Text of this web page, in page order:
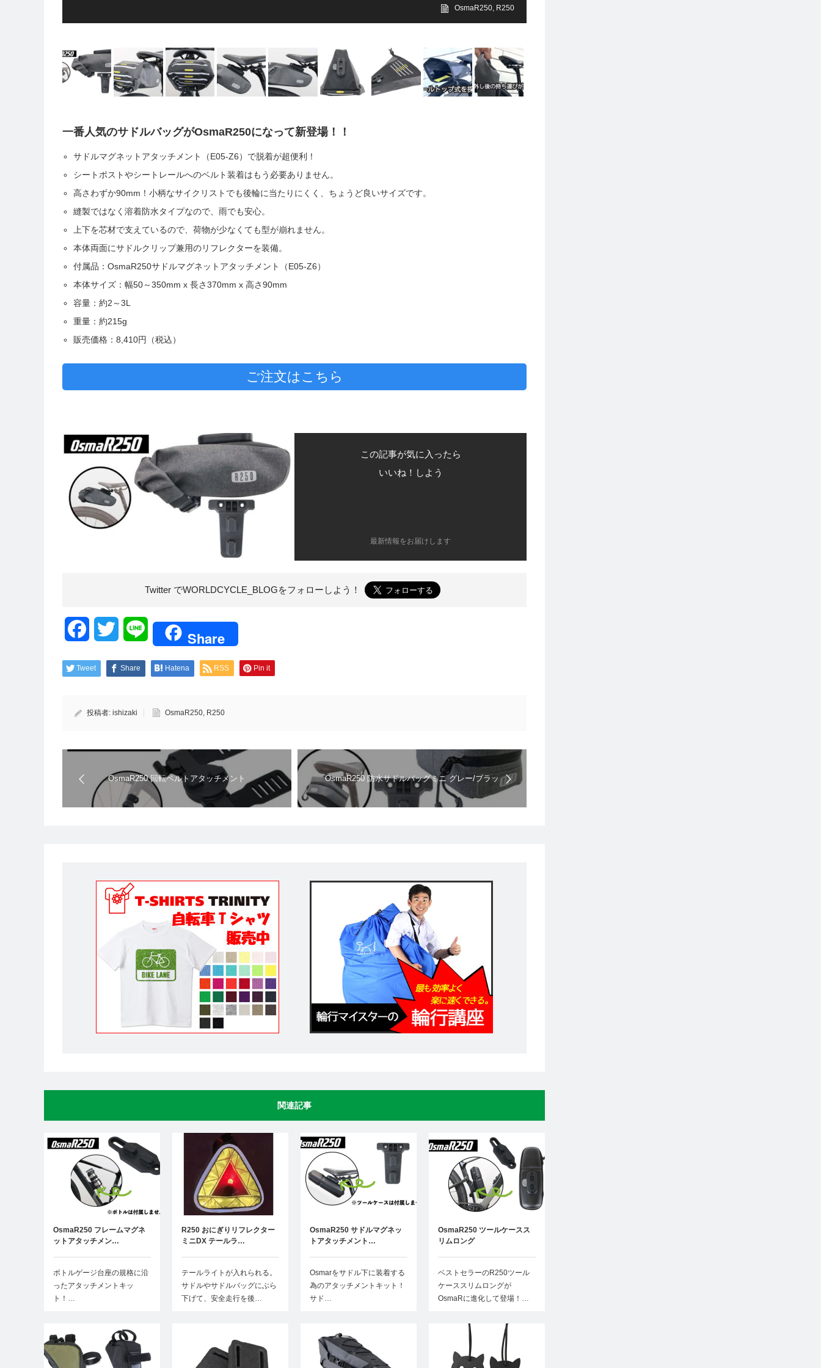
OsmaR250, R250
一番人気のサドルバッグがOsmaR250になって新登場！！
サドルマグネットアタッチメント（E05-Z6）で脱着が超便利！
シートポストやシートレールへのベルト装着はもう必要ありません。
高さわずか90mm！小柄なサイクリストでも後輪に当たりにくく、ちょうど良いサイズです。
縫製ではなく溶着防水タイプなので、雨でも安心。
上下を芯材で支えているので、荷物が少なくても型が崩れません。
本体両面にサドルクリップ兼用のリフレクターを装備。
付属品：OsmaR250サドルマグネットアタッチメント（E05-Z6）
本体サイズ：幅50～350mm x 長さ370mm x 高さ90mm
容量：約2～3L
重量：約215g
販売価格：8,410円（税込）
ご注文はこちら
この記事が気に入ったら
いいね！しよう
最新情報をお届けします
Twitter でWORLDCYCLE_BLOGをフォローしよう！
FacebookTwitter Line Share
Tweet Share Hatena RSS Pin it
投稿者: ishizaki OsmaR250, R250
OsmaR250 回転ベルトアタッチメント
OsmaR250 防水サドルバッグミニ グレー/ブラッ
関連記事
OsmaR250 フレームマグネ
ットアタッチメン…
ボトルゲージ台座の規格に沿
ったアタッチメントキッ
ト！…
R250 おにぎりリフレクター
ミニDX テールラ…
テールライトが入れられる。
サドルやサドルバッグにぶら
下げて、安全走行を後…
OsmaR250 サドルマグネッ
トアタッチメント…
Osmarをサドル下に装着する
為のアタッチメントキット！
サド…
OsmaR250 ツールケースス
リムロング
ベストセラーのR250ツール
ケーススリムロングが
OsmaRに進化して登場！…